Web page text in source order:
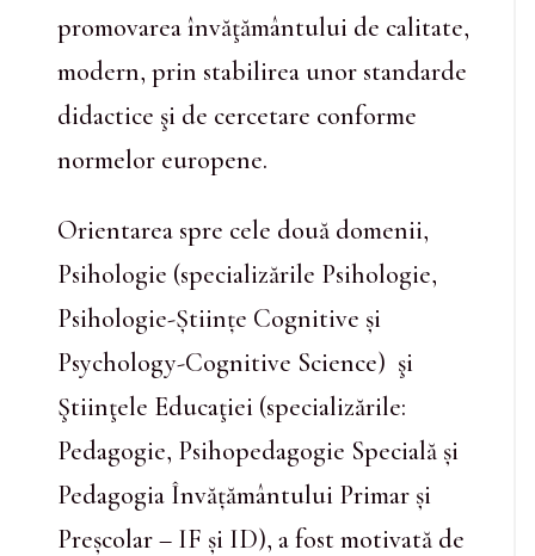
promovarea învăţământului de calitate,
modern, prin stabilirea unor standarde
didactice şi de cercetare conforme
normelor europene.
Orientarea spre cele două domenii,
Psihologie (specializările Psihologie,
Psihologie-Științe Cognitive și
Psychology-Cognitive Science) şi
Ştiinţele Educaţiei (specializările:
Pedagogie, Psihopedagogie Specială și
Pedagogia Învățământului Primar și
Preșcolar – IF și ID), a fost motivată de